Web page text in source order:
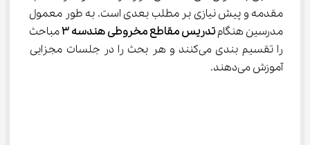
مقدمه و پیش نیازی بر مطلب بعدی است. به طور معمول
مدرسین هنگام تدریس مقاطع مخروطی هندسه ۳
مباحث
را تقسیم بندی می‌کنند و هر بحث را در جلسات مجزایی
آموزش می‌دهند.